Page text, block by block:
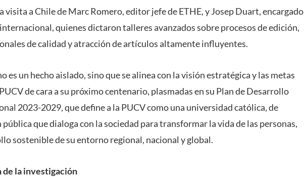
visita a Chile de Marc Romero, editor jefe de ETHE, y Josep Duart, encargado
quienes dictaron talleres avanzados sobre procesos de edición,
de calidad y atracción de artículos altamente influyentes.
es un hecho aislado, sino que se alinea con la visión estratégica y las metas
de cara a su próximo centenario, plasmadas en su Plan de Desarrollo
2023-2029, que define a la PUCV como una universidad católica, de
pública que dialoga con la sociedad para transformar la vida de las personas,
sostenible de su entorno regional, nacional y global.
la investigación